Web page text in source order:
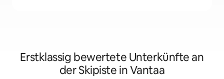
Erstklassig bewertete Unterkünfte an
der Skipiste in Vantaa